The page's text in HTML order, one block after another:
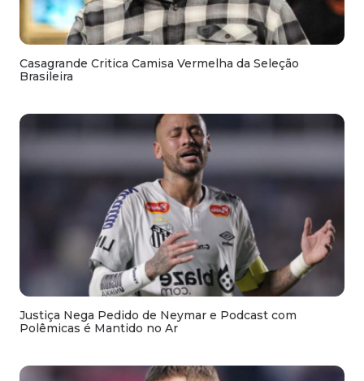
Casagrande Critica Camisa Vermelha da Seleção
Brasileira
Justiça Nega Pedido de Neymar e Podcast com
Polêmicas é Mantido no Ar